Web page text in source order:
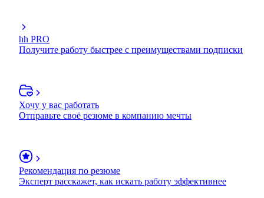
hh PRO
Получите работу быстрее с преимуществами подписки
Хочу у вас работать
Отправьте своё резюме в компанию мечты
Рекомендация по резюме
Эксперт расскажет, как искать работу эффективнее